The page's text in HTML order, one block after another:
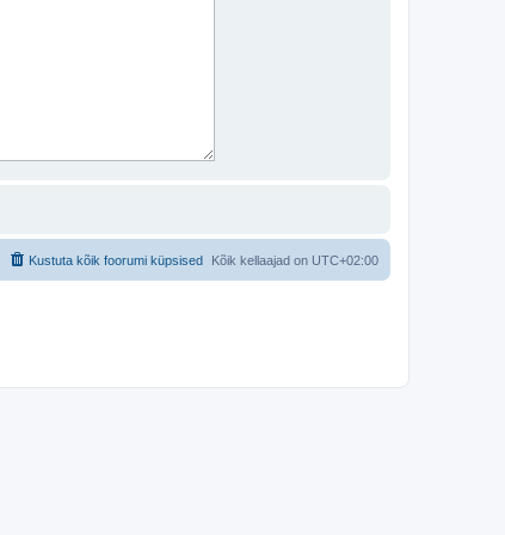
Kõik kellaajad on UTC+02:00
Kustuta kõik foorumi küpsised